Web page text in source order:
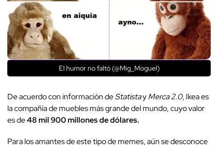
El humor no faltó (@Mig_Moguel)
De acuerdo con información deStatistayMerca 2.0, Ikea es
la compañía de muebles más grande del mundo, cuyo valor
es de48 mil 900 millones de dólares.
Para los amantes de este tipo de memes, aún se desconoce